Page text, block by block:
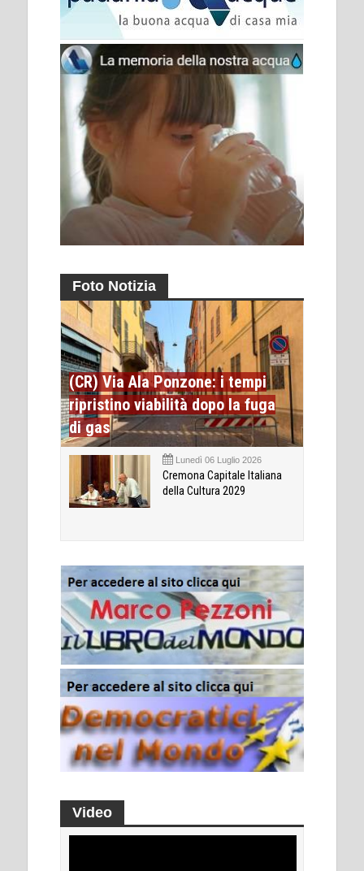
Foto Notizia
(CR) Via Ala Ponzone: i tempi
ripristino viabilità dopo la fuga
di gas
Lunedì 06 Luglio 2026
Cremona Capitale Italiana
della Cultura 2029
Video